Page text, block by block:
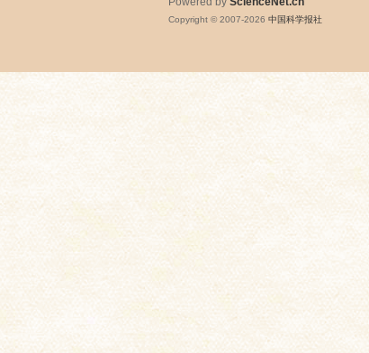
Copyright © 2007-2026 中国科学报社